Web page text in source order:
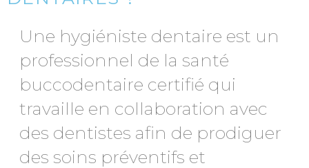
Une hygiéniste dentaire est un
professionnel de la santé
buccodentaire certifié qui
travaille en collaboration avec
des dentistes afin de prodiguer
des soins préventifs et